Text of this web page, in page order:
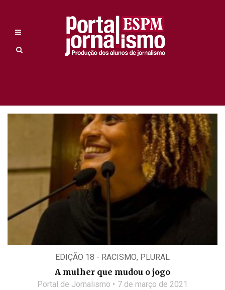
EDIÇÃO 18 - RACISMO, PLURAL
A mulher que mudou o jogo
Portal de Jornalismo 7 de março de 2021